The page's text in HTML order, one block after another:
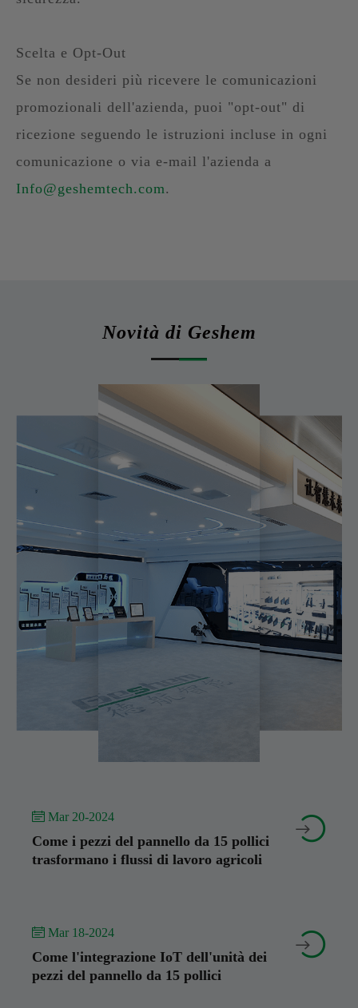
Scelta e Opt-Out
Se non desideri più ricevere le comunicazioni
promozionali dell'azienda, puoi "opt-out" di
ricezione seguendo le istruzioni incluse in ogni
comunicazione o via e-mail l'azienda a
Info@geshemtech.com.
Novità di Geshem
 Mar 20-2024
Come i pezzi del pannello da 15 pollici
trasformano i flussi di lavoro agricoli


 Mar 18-2024
Come l'integrazione IoT dell'unità dei
pezzi del pannello da 15 pollici

